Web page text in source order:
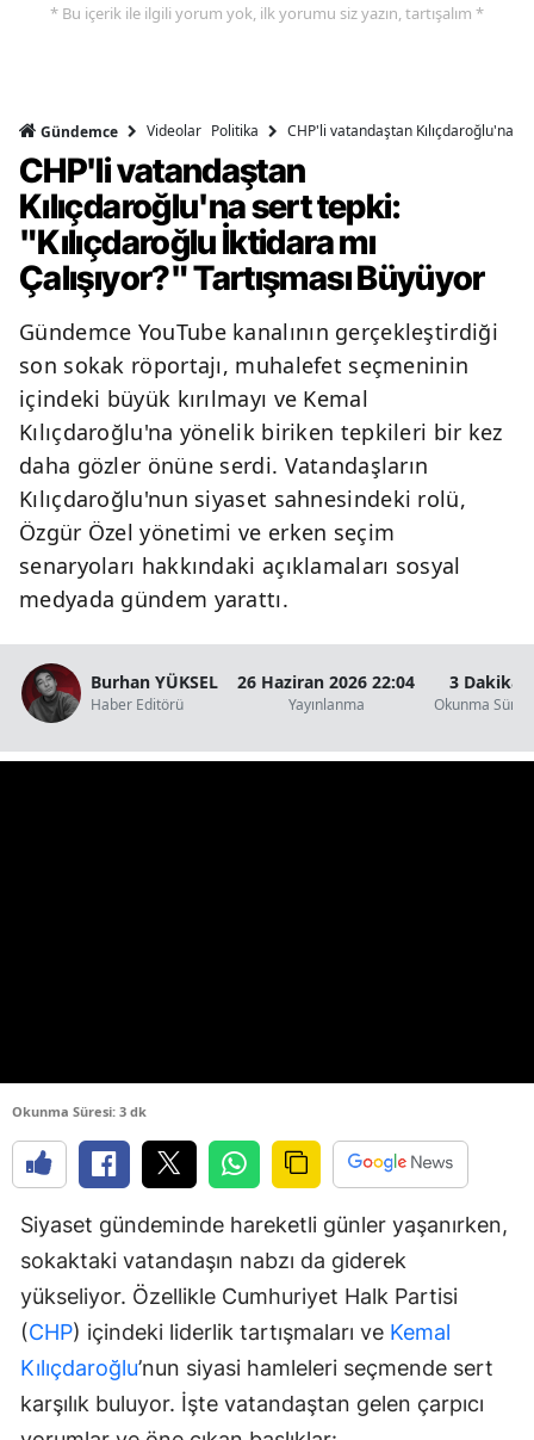
* Bu içerik ile ilgili yorum yok, ilk yorumu siz yazın, tartışalım *
Gündemce Videolar Politika CHP'li vatandaştan Kılıçdaroğlu'na
CHP'li vatandaştan
Kılıçdaroğlu'na sert tepki:
"Kılıçdaroğlu İktidara mı
Çalışıyor?" Tartışması Büyüyor
Gündemce YouTube kanalının gerçekleştirdiği
son sokak röportajı, muhalefet seçmeninin
içindeki büyük kırılmayı ve Kemal
Kılıçdaroğlu'na yönelik biriken tepkileri bir kez
daha gözler önüne serdi. Vatandaşların
Kılıçdaroğlu'nun siyaset sahnesindeki rolü,
Özgür Özel yönetimi ve erken seçim
senaryoları hakkındaki açıklamaları sosyal
medyada gündem yarattı.
Burhan YÜKSEL
Haber Editörü
26 Haziran 2026 22:04
Yayınlanma
3 Dakika
Okunma Süresi
Okunma Süresi: 3 dk
Siyaset gündeminde hareketli günler yaşanırken,
sokaktaki vatandaşın nabzı da giderek
yükseliyor. Özellikle Cumhuriyet Halk Partisi
(CHP) içindeki liderlik tartışmaları ve Kemal
Kılıçdaroğlu’nun siyasi hamleleri seçmende sert
karşılık buluyor. İşte vatandaştan gelen çarpıcı